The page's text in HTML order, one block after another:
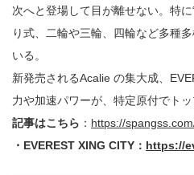
次へと登場して目が離せない。特
り式、二輪や三輪、四輪など多種
いる。
新発売されるAcalie の集大成、
力や加速パワーが、特定原付でトッ
記事はこちら ： https://
・EVEREST XING CITY： https://